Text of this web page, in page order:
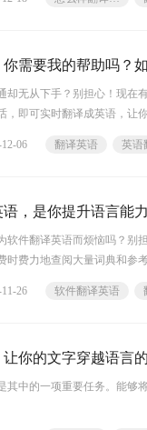
编分享一个自己常用的翻
需要我的帮助吗？
却无从下手？别担心！现在
，即可实时翻译成英语，让
06 翻译英语 英语
软件翻译英语而烦恼吗？别
时费力地查阅大量词典和参
26 软件翻译英语
你的文字穿越语言
其中的一项重要任务。能够